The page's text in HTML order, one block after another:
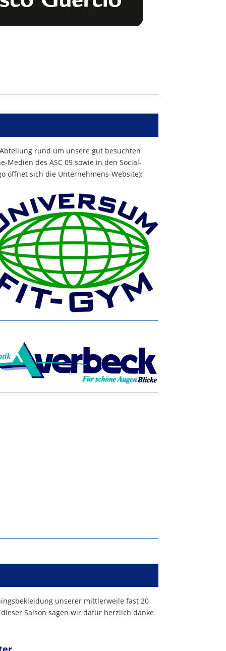
rund um unsere gut besuchten
des ASC 09 sowie in den Social-
öffnet sich die Unternehmens-Website):
unserer mittlerweile fast 20
Saison sagen wir dafür herzlich danke